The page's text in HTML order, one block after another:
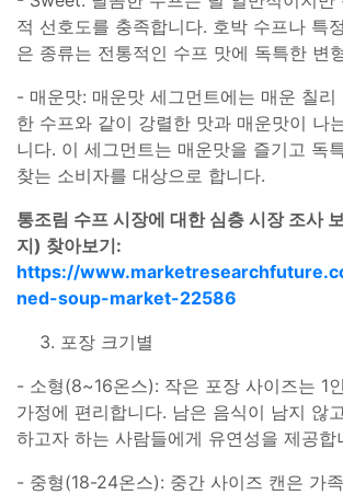
적 선호도를 충족합니다. 호박 수프나 특
은 종류는 전통적인 수프 맛에 독특한 변
- 매운맛: 매운맛 세그먼트에는 매운 칠리
한 수프와 같이 강렬한 맛과 매운맛이 나
니다. 이 세그먼트는 매운맛을 즐기고 독
찾는 소비자를 대상으로 합니다.
통조림 수프 시장에 대한 심층 시장 조사
지) 찾아보기:
https://
ned-soup-market-22586
포장 크기별
- 소형(8~16온스): 작은 포장 사이즈는 1
가정에 편리합니다. 남은 음식이 남지 않
하고자 하는 사람들에게 유연성을 제공합
- 중형(18-24온스): 중간 사이즈 캔은 가